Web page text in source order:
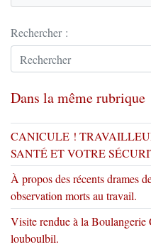
Rechercher :
Dans la même rubrique
CANICULE !
SANTÉ ET VOTRE
À propos des récents drames
observation morts au travail.
Visite rendue à la Boulangerie
louboulbil.